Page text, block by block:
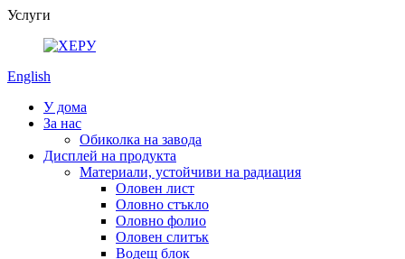
Услуги
English
У дома
За нас
Обиколка на завода
Дисплей на продукта
Материали, устойчиви на радиация
Оловен лист
Оловно стъкло
Оловно фолио
Оловен слитък
Водещ блок